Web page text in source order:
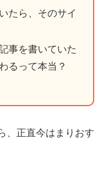
たら、そのサイ
事を書いていた
るって本当？
、正直今はまりおす